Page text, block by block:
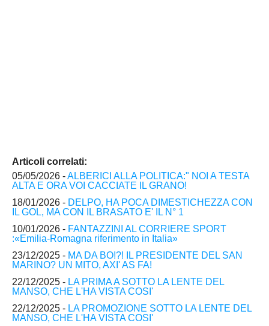
Articoli correlati:
05/05/2026 -ALBERICI ALLA POLITICA:" NOI A TESTA
ALTA E ORA VOI CACCIATE IL GRANO!
18/01/2026 - DELPO, HA POCA DIMESTICHEZZA CON
IL GOL, MA CON IL BRASATO E' IL N° 1
10/01/2026 - FANTAZZINI AL CORRIERE SPORT
:«Emilia-Romagna riferimento in Italia»
23/12/2025 - MA DA BO!?! IL PRESIDENTE DEL SAN
MARINO? UN MITO, AXI' AS FA!
22/12/2025 - LA PRIMA A SOTTO LA LENTE DEL
MANSO, CHE L'HA VISTA COSI'
22/12/2025 - LA PROMOZIONE SOTTO LA LENTE DEL
MANSO, CHE L'HA VISTA COSI'